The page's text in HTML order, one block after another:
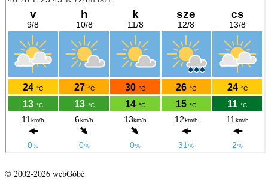
© 2002-2026 webGóbé